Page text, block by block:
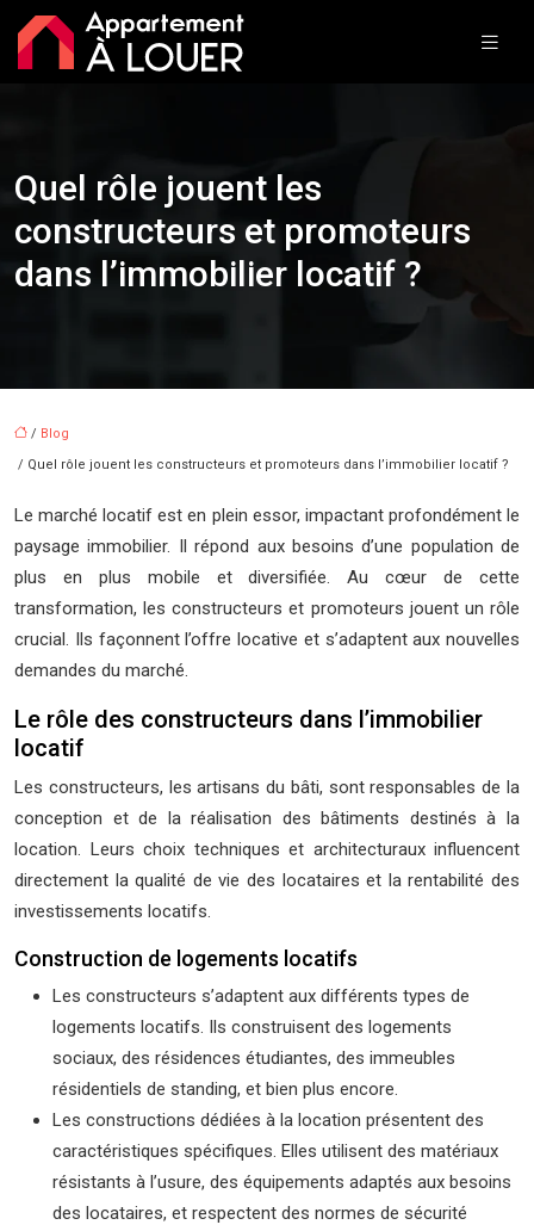
Quel rôle jouent les
constructeurs et promoteurs
dans l’immobilier locatif ?
/ Blog
/ Quel rôle jouent les constructeurs et promoteurs dans l’immobilier locatif ?
Le marché locatif est en plein essor, impactant profondément le
paysage immobilier. Il répond aux besoins d’une population de
plus en plus mobile et diversifiée. Au cœur de cette
transformation, les constructeurs et promoteurs jouent un rôle
crucial. Ils façonnent l’offre locative et s’adaptent aux nouvelles
demandes du marché.
Le rôle des constructeurs dans l’immobilier
locatif
Les constructeurs, les artisans du bâti, sont responsables de la
conception et de la réalisation des bâtiments destinés à la
location. Leurs choix techniques et architecturaux influencent
directement la qualité de vie des locataires et la rentabilité des
investissements locatifs.
Construction de logements locatifs
Les constructeurs s’adaptent aux différents types de
logements locatifs. Ils construisent des logements
sociaux, des résidences étudiantes, des immeubles
résidentiels de standing, et bien plus encore.
Les constructions dédiées à la location présentent des
caractéristiques spécifiques. Elles utilisent des matériaux
résistants à l’usure, des équipements adaptés aux besoins
des locataires, et respectent des normes de sécurité